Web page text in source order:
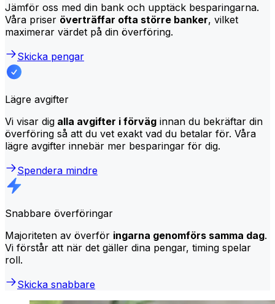
Jämför oss med din bank och upptäck besparingarna.
Våra priser överträffar ofta större banker, vilket
maximerar värdet på din överföring.
Skicka pengar
Lägre avgifter
Vi visar dig alla avgifter i förväg innan du bekräftar din
överföring så att du vet exakt vad du betalar för. Våra
lägre avgifter innebär mer besparingar för dig.
Spendera mindre
Snabbare överföringar
Majoriteten av överför ingarna genomförs samma dag.
Vi förstår att när det gäller dina pengar, timing spelar
roll.
Skicka snabbare